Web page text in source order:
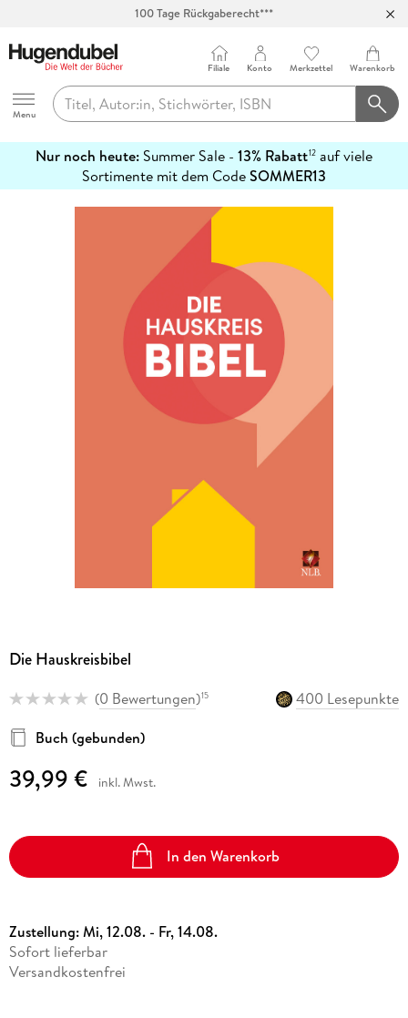
Hugendubel
Menu
Filiale Konto Merkzettel Warenkorb
Nur noch heute: Summer Sale - 13% Rabatt12 auf viele
Sortimente mit dem CodeSOMMER13
erfahren
Die Hauskreisbibel
(0 Bewertungen)15
400 Lesepunkte
Buch (gebunden)
39,99 € inkl. Mwst.
In den Warenkorb
Zustellung:Mi, 12.08. - Fr, 14.08.
Sofort lieferbar
Versandkostenfrei